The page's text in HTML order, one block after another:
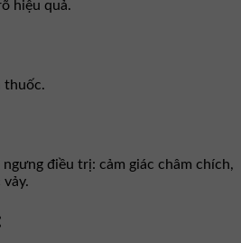
hiệu quả.
thuốc.
điều trị: cảm giác châm chích,